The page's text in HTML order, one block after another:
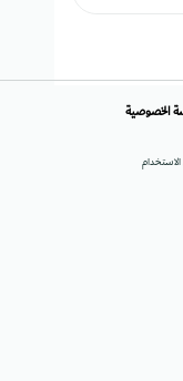
الخصوصية